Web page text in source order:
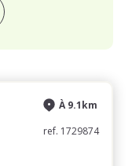
À 9.1km
ref. 1729874